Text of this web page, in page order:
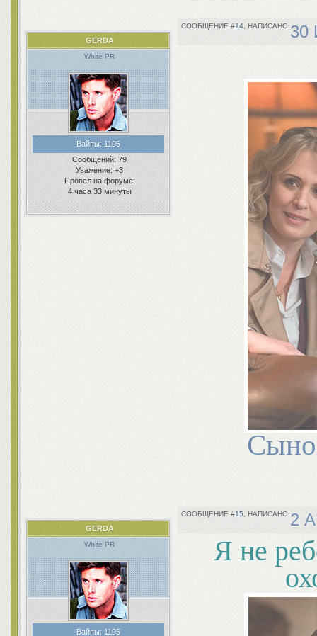
14 30
GERDA
White PR
Вайпы: 1105
Сообщений: 79
Уважение: +3
Провел на форуме:
4 часа 33 минуты
15 2
GERDA
White PR
Вайпы: 1105
Я не